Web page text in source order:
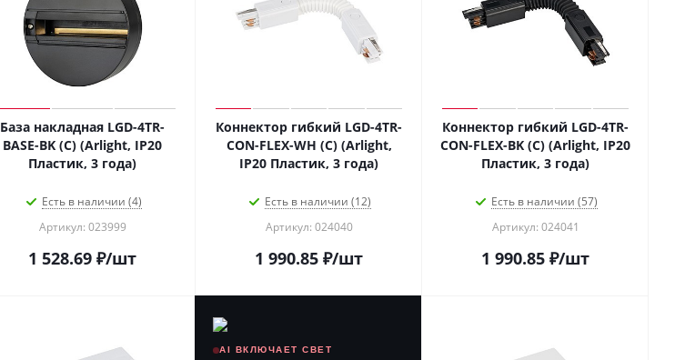
База накладная LGD-4TR-
BASE-BK (C) (Arlight, IP20
Пластик, 3 года)
Есть в наличии (4)
Артикул: 023999
1 528.69 ₽/шт
Коннектор гибкий LGD-4TR-
CON-FLEX-WH (C) (Arlight,
IP20 Пластик, 3 года)
Есть в наличии (12)
Артикул: 024040
1 990.85 ₽/шт
Коннектор гибкий LGD-4TR-
CON-FLEX-BK (C) (Arlight, IP20
Пластик, 3 года)
Есть в наличии (57)
Артикул: 024041
1 990.85 ₽/шт
AI ВКЛЮЧАЕТ СВЕТ